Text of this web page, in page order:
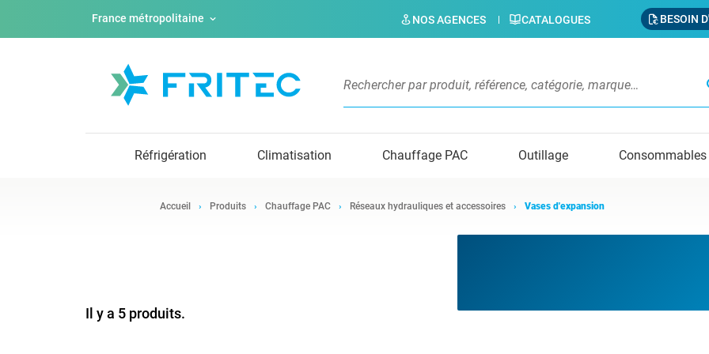
France métropolitaine NOS AGENCES CATALOGUES BESOIN
Réfrigération Climatisation Chauffage PAC Outillage Consommables
Accueil Produits Chauffage PAC Réseaux hydrauliques et accessoires Vases d'expansion
Il y a 5 produits.